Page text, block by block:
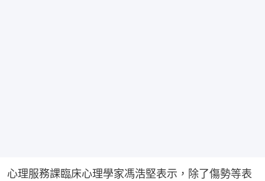
心理服務課臨床心理學家馮浩堅表示，除了傷勢等表